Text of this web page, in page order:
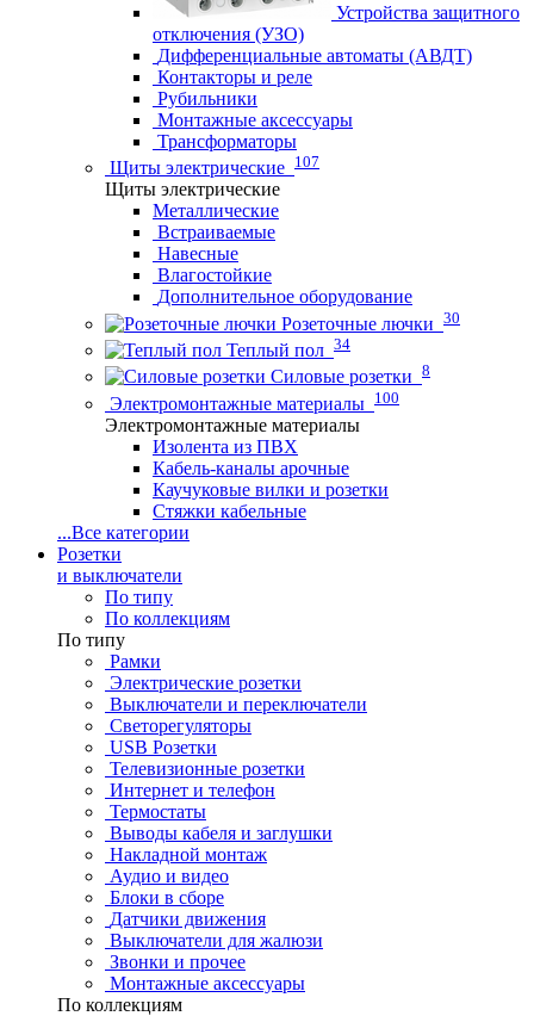
Устройства защитного
отключения (УЗО)
Дифференциальные автоматы (АВДТ)
Контакторы и реле
Рубильники
Монтажные аксессуары
Трансформаторы
Щиты электрические 107
Щиты электрические
Металлические
Встраиваемые
Навесные
Влагостойкие
Дополнительное оборудование
Розеточные лючки 30
Теплый пол 34
Силовые розетки 8
Электромонтажные материалы 100
Электромонтажные материалы
Изолента из ПВХ
Кабель-каналы арочные
Каучуковые вилки и розетки
Стяжки кабельные
...Все категории
Розетки
и выключатели
По типу
По коллекциям
По типу
Рамки
Электрические розетки
Выключатели и переключатели
Светорегуляторы
USB Розетки
Телевизионные розетки
Интернет и телефон
Термостаты
Выводы кабеля и заглушки
Накладной монтаж
Аудио и видео
Блоки в сборе
Датчики движения
Выключатели для жалюзи
Звонки и прочее
Монтажные аксессуары
По коллекциям